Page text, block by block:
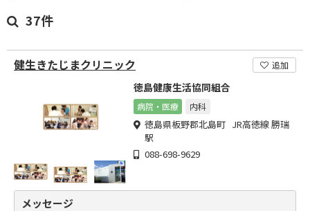
37件
健生きたじまクリニック 追加
徳島健康生活協同組合
病院・医療 内科
徳島県板野郡北島町 JR高徳線 勝瑞
駅
088-698-9629
メッセージ